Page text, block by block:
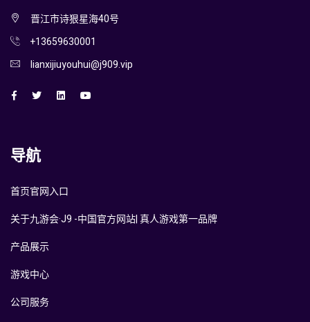
晋江市诗狠星海40号
+13659630001
lianxijiuyouhui@j909.vip
导航
首页官网入口
关于九游会·J9 -中国官方网站| 真人游戏第一品牌
产品展示
游戏中心
公司服务